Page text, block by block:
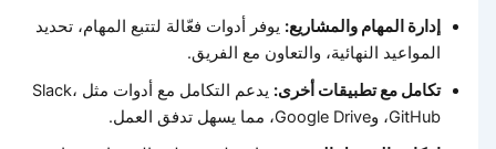
إدارة المهام والمشاريع:يوفر أدوات فعّالة لتتبع المهام، تحديد
المواعيد النهائية، والتعاون مع الفريق.
تكامل مع تطبيقات أخرى:
يدعم التكامل مع أدوات مثل Slack،
GitHub، وGoogle Drive، مما يسهل تدفق العمل.